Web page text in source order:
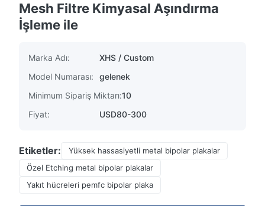
Mesh Filtre Kimyasal Aşındırma
İşleme ile
Marka Adı:
XHS / Custom
Model Numarası:
gelenek
Minimum Sipariş Miktarı:10
Fiyat:
USD80-300
Etiketler:
Yüksek hassasiyetli metal bipolar plakalar
Özel Etching metal bipolar plakalar
Yakıt hücreleri pemfc bipolar plaka